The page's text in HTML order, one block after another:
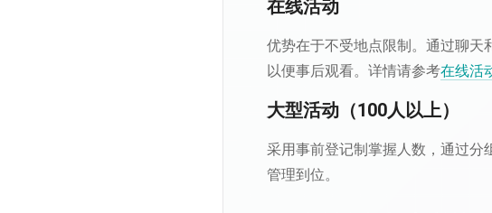
在线活动
优势在于不受地点限制。通过聊天
以便事后观看。详情请参考在线活
大型活动（100人以上）
采用事前登记制掌握人数，通过分
管理到位。